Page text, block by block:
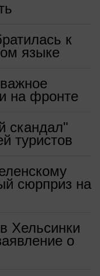
к
языке
на фронте
скандал"
туристов
сюрприз на
Хельсинки
о